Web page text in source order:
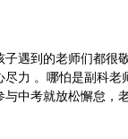
到的老师们都很
力 。哪怕是副科
中考就放松懈怠，